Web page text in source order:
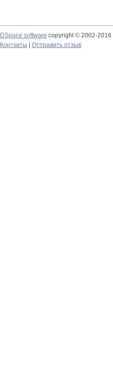
DSpace software copyright © 2002-2016
Контакты
Отправить отзыв